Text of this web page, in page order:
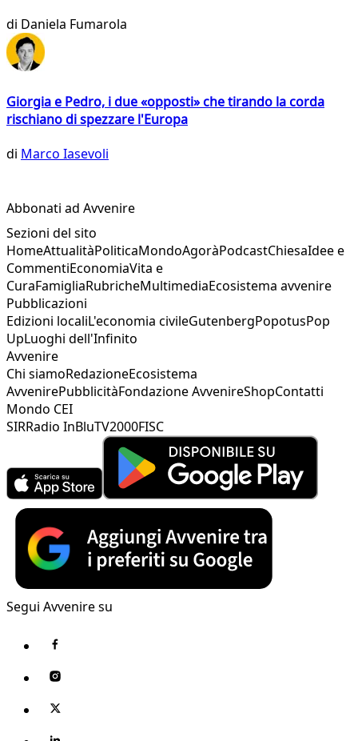
di Daniela Fumarola
Giorgia e Pedro, i due «opposti» che tirando la corda
rischiano di spezzare l'Europa
di Marco Iasevoli
Abbonati ad Avvenire
Sezioni del sito
HomeAttualitàPoliticaMondoAgoràPodcastChiesaIdee e
CommentiEconomiaVita e
CuraFamigliaRubricheMultimediaEcosistema avvenire
Pubblicazioni
Edizioni localiL'economia civileGutenbergPopotusPop
UpLuoghi dell'Infinito
Avvenire
Chi siamoRedazioneEcosistema
AvvenirePubblicitàFondazione AvvenireShopContatti
Mondo CEI
SIRRadio InBluTV2000FISC
Segui Avvenire su